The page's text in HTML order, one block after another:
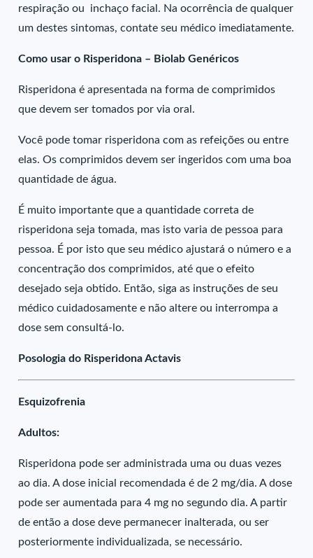
respiração ou inchaço facial. Na ocorrência de qualquer
um destes sintomas, contate seu médico imediatamente.
Como usar o Risperidona – Biolab Genéricos
Risperidona é apresentada na forma de comprimidos
que devem ser tomados por via oral.
Você pode tomar risperidona com as refeições ou entre
elas. Os comprimidos devem ser ingeridos com uma boa
quantidade de água.
É muito importante que a quantidade correta de
risperidona seja tomada, mas isto varia de pessoa para
pessoa. É por isto que seu médico ajustará o número e a
concentração dos comprimidos, até que o efeito
desejado seja obtido. Então, siga as instruções de seu
médico cuidadosamente e não altere ou interrompa a
dose sem consultá-lo.
Posologia do Risperidona Actavis
Esquizofrenia
Adultos:
Risperidona pode ser administrada uma ou duas vezes
ao dia. A dose inicial recomendada é de 2 mg/dia. A dose
pode ser aumentada para 4 mg no segundo dia. A partir
de então a dose deve permanecer inalterada, ou ser
posteriormente individualizada, se necessário.